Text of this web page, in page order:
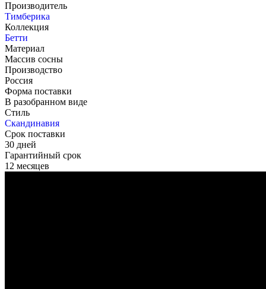
Производитель
Тимберика
Коллекция
Бетти
Материал
Массив сосны
Производство
Россия
Форма поставки
В разобранном виде
Стиль
Скандинавия
Срок поставки
30 дней
Гарантийный срок
12 месяцев